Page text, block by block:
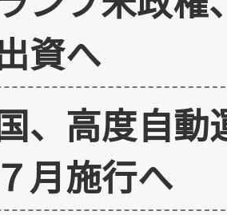
資へ
、高度自
月施行へ